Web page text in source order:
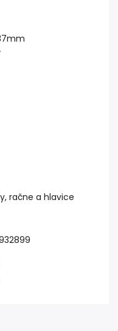
račne a hlavice